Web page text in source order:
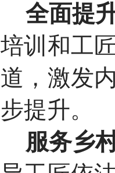
全面提
培训和工
道，激发
步提升。
服务乡